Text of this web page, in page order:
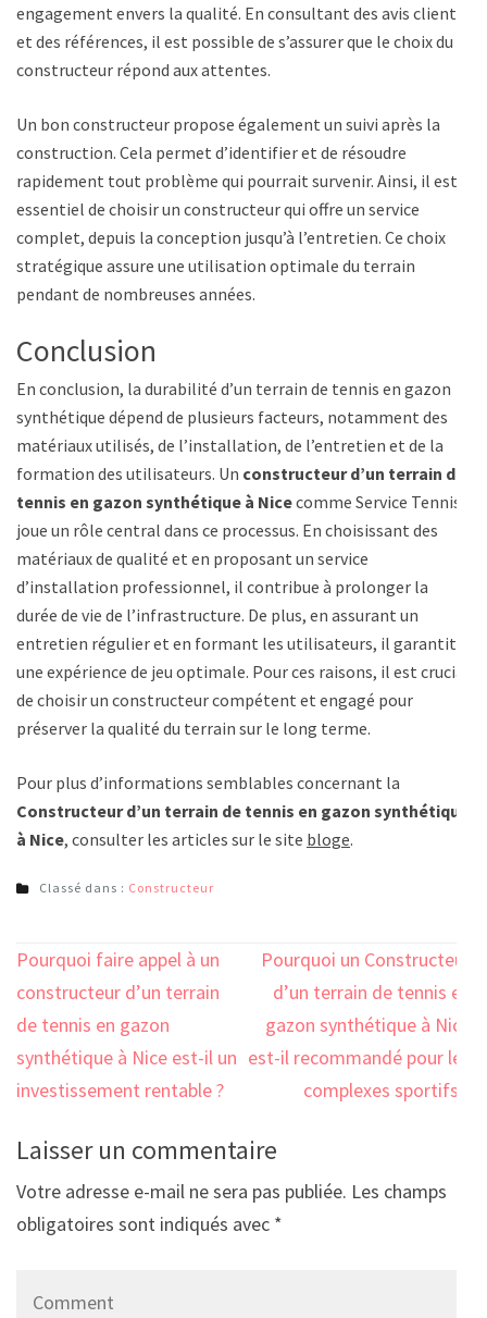
engagement envers la qualité. En consultant des avis clients
et des références, il est possible de s’assurer que le choix du
constructeur répond aux attentes.
Un bon constructeur propose également un suivi après la
construction. Cela permet d’identifier et de résoudre
rapidement tout problème qui pourrait survenir. Ainsi, il est
essentiel de choisir un constructeur qui offre un service
complet, depuis la conception jusqu’à l’entretien. Ce choix
stratégique assure une utilisation optimale du terrain
pendant de nombreuses années.
Conclusion
En conclusion, la durabilité d’un terrain de tennis en gazon
synthétique dépend de plusieurs facteurs, notamment des
matériaux utilisés, de l’installation, de l’entretien et de la
formation des utilisateurs. Un constructeur d’un terrain de
tennis en gazon synthétique à Nicecomme Service Tennis
joue un rôle central dans ce processus. En choisissant des
matériaux de qualité et en proposant un service
d’installation professionnel, il contribue à prolonger la
durée de vie de l’infrastructure. De plus, en assurant un
entretien régulier et en formant les utilisateurs, il garantit
une expérience de jeu optimale. Pour ces raisons, il est crucial
de choisir un constructeur compétent et engagé pour
préserver la qualité du terrain sur le long terme.
Pour plus d’informations semblables concernant la
Constructeur d’un terrain de tennis en gazon synthétique
à Nice, consulter les articles sur le site bloge.
Classé dans : Constructeur
Navigation
de
l’article
Pourquoi faire appel à un
constructeur d’un terrain
de tennis en gazon
synthétique à Nice est-il un
investissement rentable ?
Pourquoi un Constructeur
d’un terrain de tennis en
gazon synthétique à Nice
est-il recommandé pour les
complexes sportifs ?
Laisser un commentaire
Votre adresse e-mail ne sera pas publiée. Les champs
obligatoires sont indiqués avec *